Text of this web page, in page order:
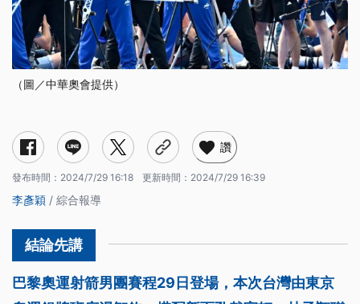
（圖／中華奧會提供）
讚
發布時間： 2024/7/29 16:18 更新時間： 2024/7/29 16:39
李彥穎 / 綜合報導
巴黎奧運射箭男團賽程29日登場，本次台灣由東京